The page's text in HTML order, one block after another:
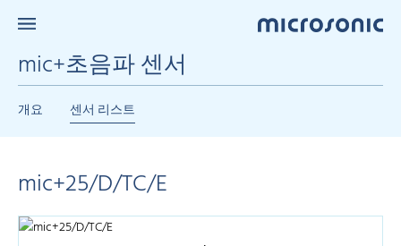
mic+초음파 센서
개요 센서 리스트
mic+25/D/TC/E